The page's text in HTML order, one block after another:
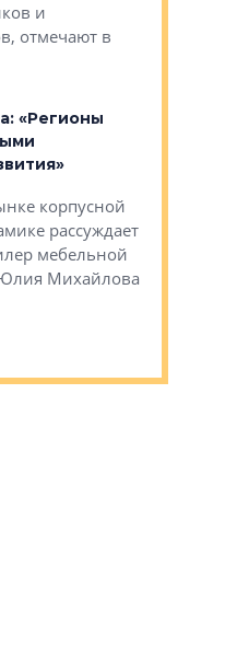
и
отмечают в
«Регионы
корпусной
рассуждает
мебельной
Михайлова